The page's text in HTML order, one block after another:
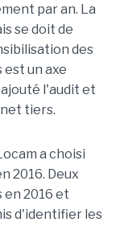
par an. La
se doit de
des
un axe
ajouté l'audit et
tiers.
a choisi
2016. Deux
en 2016 et
d'identifier les